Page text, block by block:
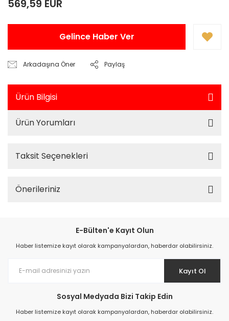
569,59 EUR
Gelince Haber Ver
Arkadaşına Öner Paylaş
Ürün Bilgisi
Ürün Yorumları
Taksit Seçenekleri
Önerileriniz
E-Bülten'e Kayıt Olun
Haber listemize kayıt olarak kampanyalardan, haberdar olabilirsiniz.
Kayıt Ol
Sosyal Medyada Bizi Takip Edin
Haber listemize kayıt olarak kampanyalardan, haberdar olabilirsiniz.